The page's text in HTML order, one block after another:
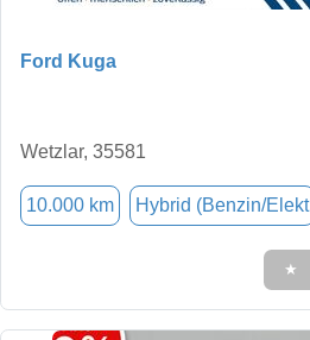
Ford Kuga
Wetzlar, 35581
10.000 km Hybrid (Benzin/Elekt
★